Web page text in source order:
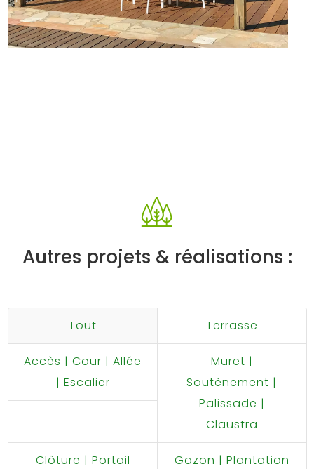
Autres projets & réalisations :
Tout Terrasse
Accès | Cour | Allée
| Escalier
Muret |
Soutènement |
Palissade |
Claustra
Clôture | Portail Gazon | Plantation